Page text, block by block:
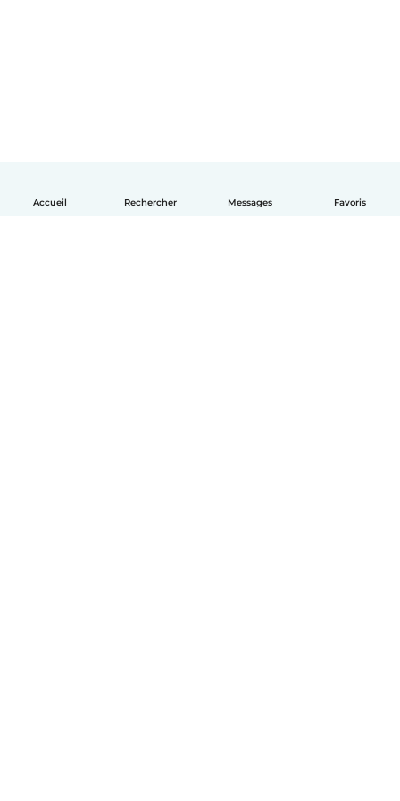
Accueil Rechercher Messages Favoris